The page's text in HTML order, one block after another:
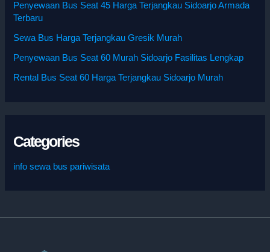
Penyewaan Bus Seat 45 Harga Terjangkau Sidoarjo Armada
Terbaru
Sewa Bus Harga Terjangkau Gresik Murah
Penyewaan Bus Seat 60 Murah Sidoarjo Fasilitas Lengkap
Rental Bus Seat 60 Harga Terjangkau Sidoarjo Murah
Categories
info sewa bus pariwisata